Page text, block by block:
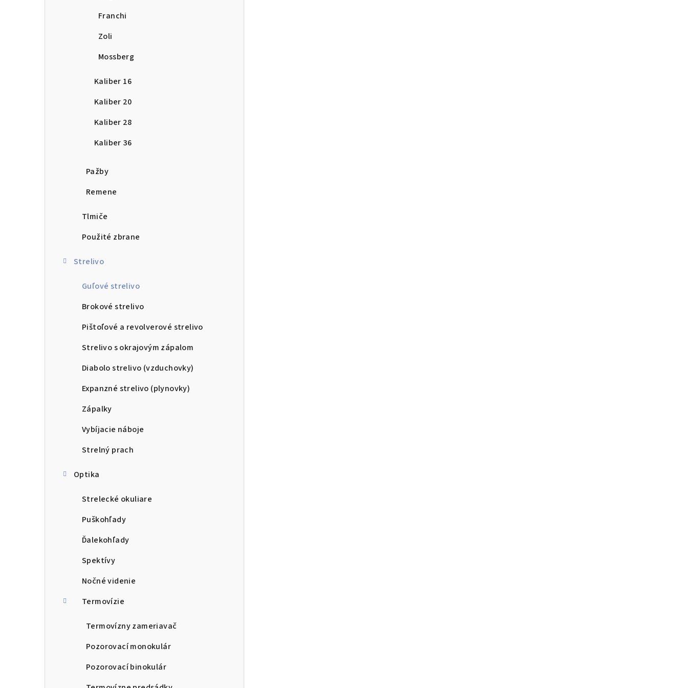
Franchi
Zoli
Mossberg
Kaliber 16
Kaliber 20
Kaliber 28
Kaliber 36
Pažby
Remene
Tlmiče
Použité zbrane
Strelivo
Guľové strelivo
Brokové strelivo
Pištoľové a revolverové strelivo
Strelivo s okrajovým zápalom
Diabolo strelivo (vzduchovky)
Expanzné strelivo (plynovky)
Zápalky
Vybíjacie náboje
Strelný prach
Optika
Strelecké okuliare
Puškohľady
Ďalekohľady
Spektívy
Nočné videnie
Termovízie
Termovízny zameriavač
Pozorovací monokulár
Pozorovací binokulár